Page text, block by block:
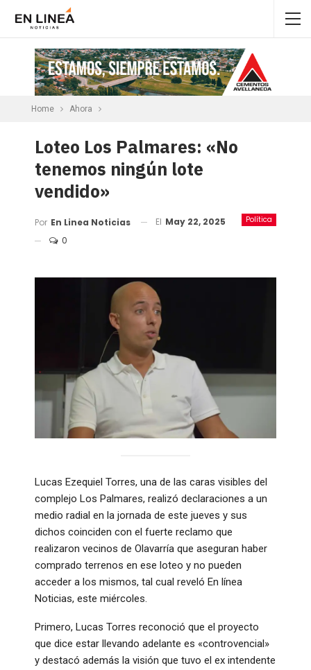
Home Ahora
Loteo Los Palmares: «No
tenemos ningún lote
vendido»
Política
Por En Linea Noticias El May 22, 2025
0
Lucas Ezequiel Torres, una de las caras visibles del
complejo Los Palmares, realizó declaraciones a un
medio radial en la jornada de este jueves y sus
dichos coinciden con el fuerte reclamo que
realizaron vecinos de Olavarría que aseguran haber
comprado terrenos en ese loteo y no pueden
acceder a los mismos, tal cual reveló En línea
Noticias, este miércoles.
Primero, Lucas Torres reconoció que el proyecto
que dice estar llevando adelante es «controvencial»
y destacó además la visión que tuvo el ex intendente